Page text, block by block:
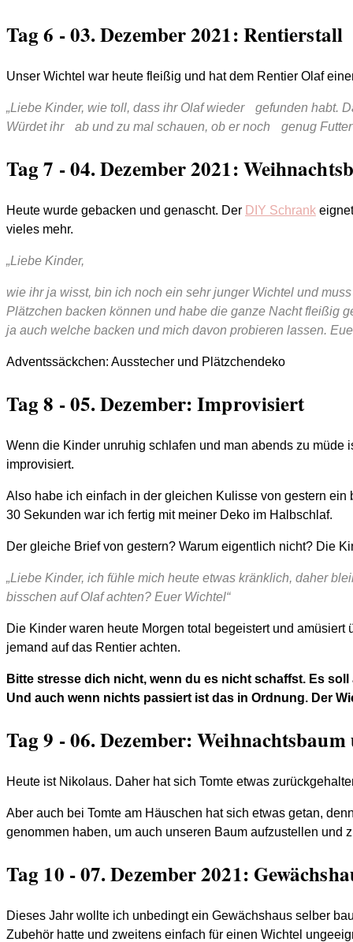
Tag 6 - 03. Dezember 2021: Rentierstall
Unser Wichtel war heute fleißig und hat dem Rentier Olaf
„Liebe Kinder, wie toll, dass ihr Olaf wieder gefunden habt.
Würdet ihr ab und zu mal schauen, ob er noch genug
Tag 7 - 04. Dezember 2021:
Heute wurde gebacken und genascht. Der DIY Schrank
vieles mehr.
„Liebe Kinder,
wie ihr ja wisst, bin ich noch ein sehr junger Wichtel und
Plätzchen backen können und habe die ganze Nacht fleißig
ja auch welche backen und mich davon probieren lassen.
Adventssäckchen: Ausstecher und Plätzchendeko
Tag 8 - 05. Dezember: Improvisiert
Wenn die Kinder unruhig schlafen und man abends zu
improvisiert.
Also habe ich einfach in der gleichen Kulisse von gestern
30 Sekunden war ich fertig mit meiner Deko im Halbschlaf.
Der gleiche Brief von gestern? Warum eigentlich nicht? Die
„Liebe Kinder, ich fühle mich heute etwas kränklich, daher
bisschen auf Olaf achten? Euer Wichtel“
Die Kinder waren heute Morgen total begeistert und
jemand auf das Rentier achten.
Bitte stresse dich nicht, wenn du es nicht schaffst. Es
Und auch wenn nichts passiert ist das in Ordnung. Der
Tag 9 - 06. Dezember:
Heute ist Nikolaus. Daher hat sich Tomte etwas
Aber auch bei Tomte am Häuschen hat sich etwas getan,
genommen haben, um auch unseren Baum aufzustellen und
Tag 10 - 07. Dezember 2021:
Dieses Jahr wollte ich unbedingt ein Gewächshaus selber
Zubehör hatte und zweitens einfach für einen Wichtel